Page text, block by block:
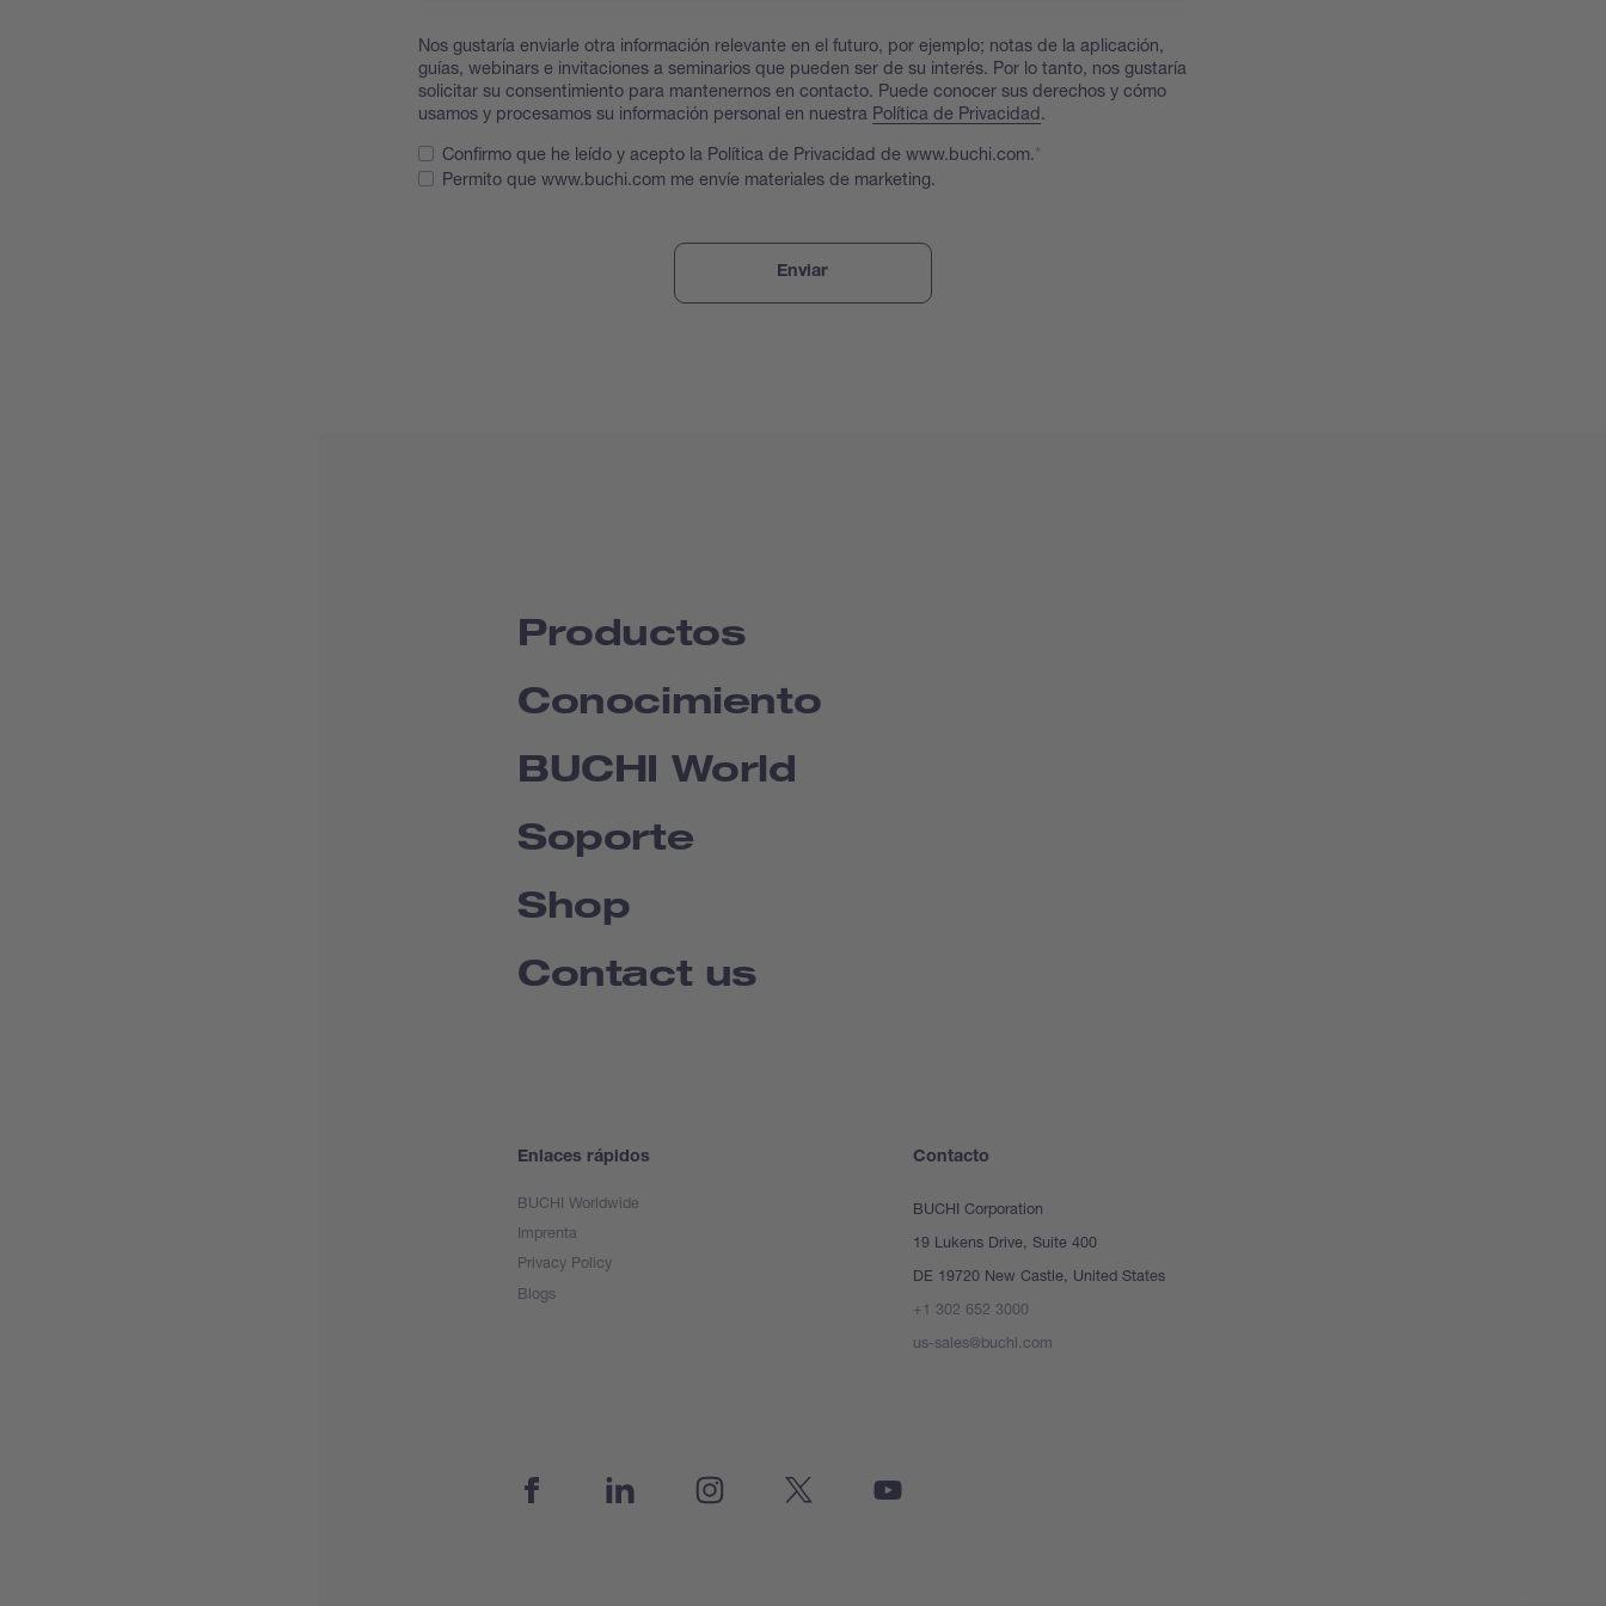
Nos gustaría enviarle otra información relevante en el futuro, por ejemplo; notas de la aplicación,
guías, webinars e invitaciones a seminarios que pueden ser de su interés. Por lo tanto, nos gustaría
solicitar su consentimiento para mantenernos en contacto. Puede conocer sus derechos y cómo
usamos y procesamos su información personal en nuestra Política de Privacidad.
Confirmo que he leído y acepto la Política de Privacidad de www.buchi.com.
Permito que www.buchi.com me envíe materiales de marketing.
Productos
Conocimiento
BUCHI World
Soporte
Shop
Contact us
Enlaces rápidos
BUCHI Worldwide
Imprenta
Privacy Policy
Blogs
Contacto
BUCHI Corporation
19 Lukens Drive, Suite 400
DE 19720 New Castle, United States
+1 302 652 3000
us-sales@buchi.com